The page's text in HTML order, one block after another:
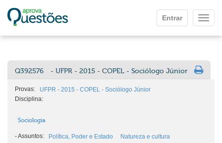
Entrar
Q392576 - UFPR - 2015 - COPEL - Sociólogo Júnior
Provas:
UFPR - 2015 - COPEL - Sociólogo Júnior
Disciplina:
Sociologia
-Assuntos: Política, Poder e Estado Natureza e cultura